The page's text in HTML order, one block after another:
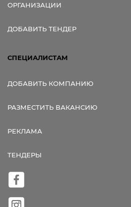
ОРГАНИЗАЦИИ
ДОБАВИТЬ ТЕНДЕР
СПЕЦИАЛИСТАМ
ДОБАВИТЬ КОМПАНИЮ
РАЗМЕСТИТЬ ВАКАНСИЮ
РЕКЛАМА
ТЕНДЕРЫ